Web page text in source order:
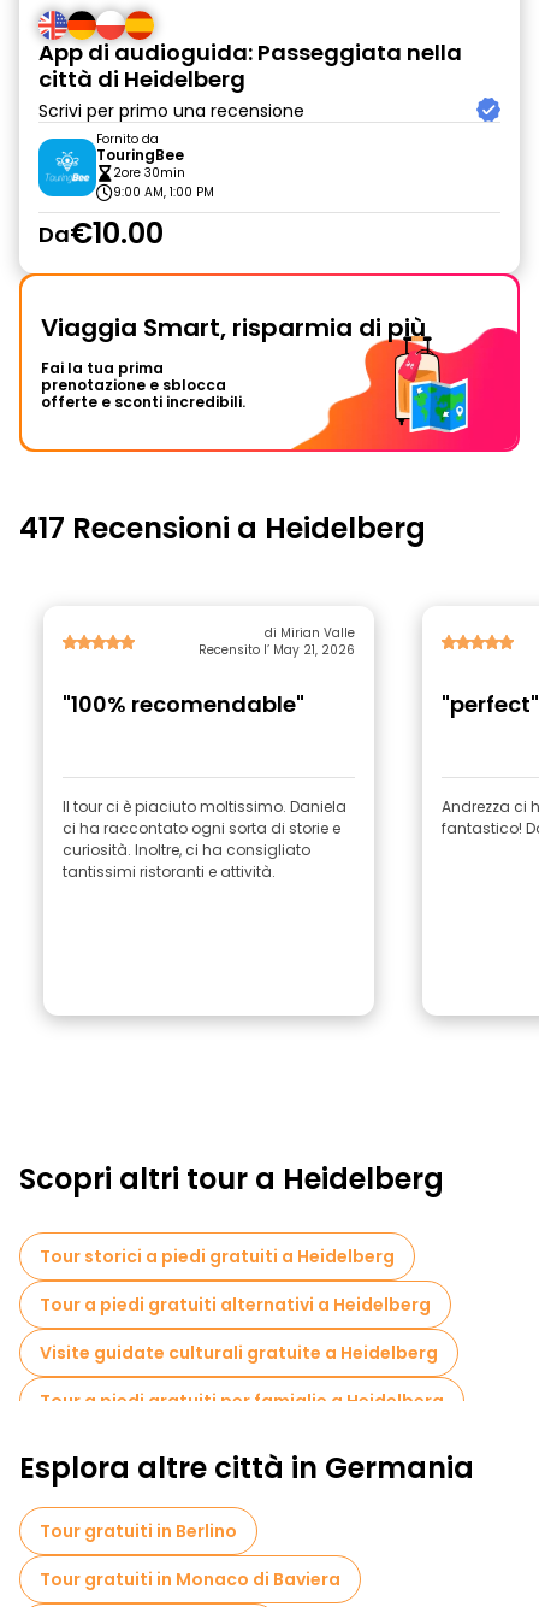
App di audioguida: Passeggiata nella
città di Heidelberg
Scrivi per primo una recensione
Fornito da
TouringBee
2ore 30min
9:00 AM, 1:00 PM
Da€10.00
Viaggia Smart, risparmia di più
Fai la tua prima
prenotazione e sblocca
offerte e sconti incredibili.
417 Recensioni a Heidelberg
di Mirian Valle
Recensito l’ May 21, 2026
"100% recomendable"
Il tour ci è piaciuto moltissimo. Daniela
ci ha raccontato ogni sorta di storie e
curiosità. Inoltre, ci ha consigliato
tantissimi ristoranti e attività.
"perfect"
Andrezza ci
fantastico!
Scopri altri tour a Heidelberg
Tour storici a piedi gratuiti a Heidelberg
Tour a piedi gratuiti alternativi a Heidelberg
Visite guidate culturali gratuite a Heidelberg
Tour a piedi gratuiti per famiglie a Heidelberg
Visite autoguidate in Heidelberg
Tour gratuiti nelle vicinanze Old Bridge Heidelberg
Tour gratuiti nelle vicinanze Heidelberg University
Esplora altre città in Germania
Tour gratuiti in Berlino
Tour gratuiti in Monaco di Baviera